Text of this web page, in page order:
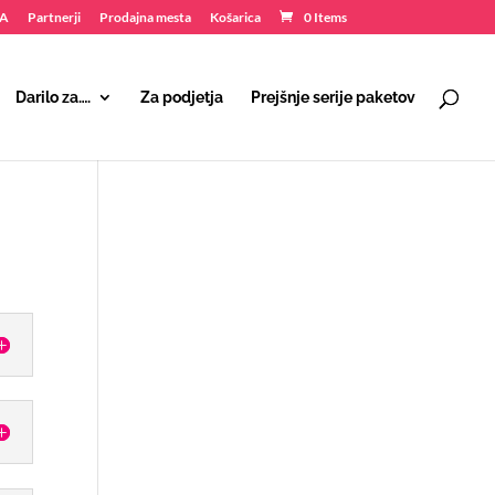
Partnerji Prodajna mesta Košarica 0 Items
Darilo za…. Za podjetja Prejšnje serije paketov